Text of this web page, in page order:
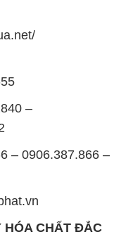
–
– 0906.387.866 –
HÓA CHẤT ĐẮC